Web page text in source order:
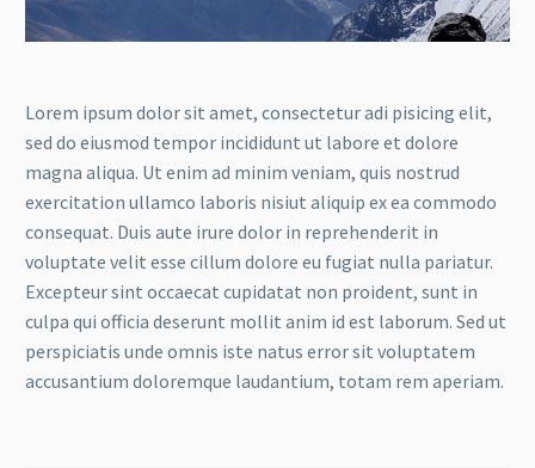
Lorem ipsum dolor sit amet, consectetur adi pisicing elit,
sed do eiusmod tempor incididunt ut labore et dolore
magna aliqua. Ut enim ad minim veniam, quis nostrud
exercitation ullamco laboris nisiut aliquip ex ea commodo
consequat. Duis aute irure dolor in reprehenderit in
voluptate velit esse cillum dolore eu fugiat nulla pariatur.
Excepteur sint occaecat cupidatat non proident, sunt in
culpa qui officia deserunt mollit anim id est laborum. Sed ut
perspiciatis unde omnis iste natus error sit voluptatem
accusantium doloremque laudantium, totam rem aperiam.